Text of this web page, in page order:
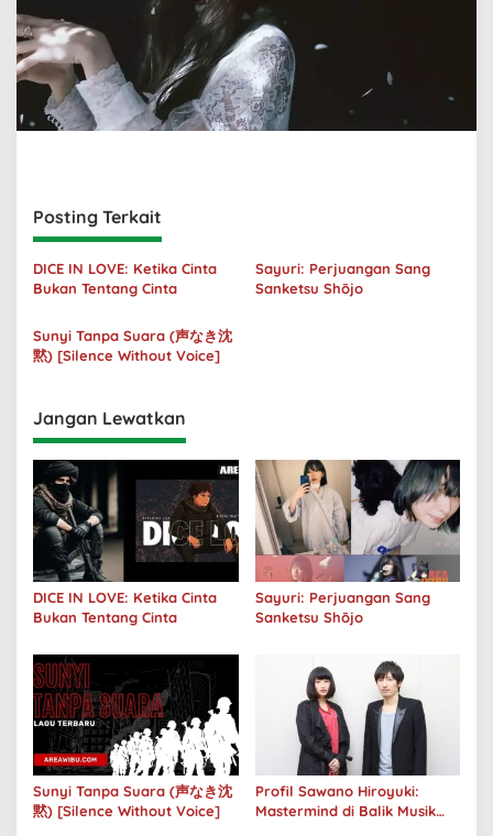
Posting Terkait
DICE IN LOVE: Ketika Cinta
Bukan Tentang Cinta
Sayuri: Perjuangan Sang
Sanketsu Shōjo
Sunyi Tanpa Suara (声なき沈
黙) [Silence Without Voice]
Jangan Lewatkan
DICE IN LOVE: Ketika Cinta
Bukan Tentang Cinta
Sayuri: Perjuangan Sang
Sanketsu Shōjo
Sunyi Tanpa Suara (声なき沈
黙) [Silence Without Voice]
Profil Sawano Hiroyuki:
Mastermind di Balik Musik